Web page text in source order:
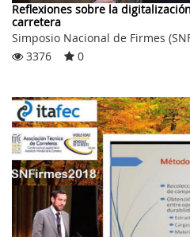
Reflexiones sobre la
carretera
Simposio Nacional de Firmes
3376
0